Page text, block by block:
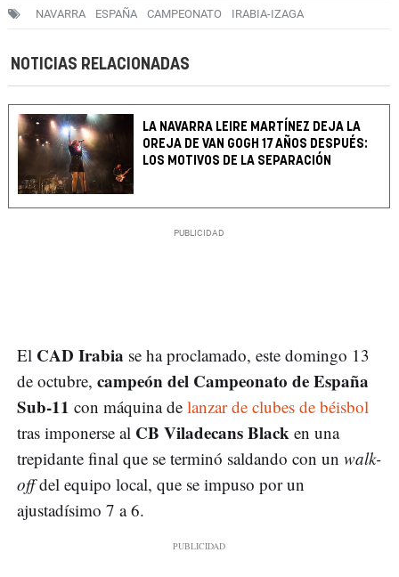
NAVARRA ESPAÑA CAMPEONATO IRABIA-IZAGA
NOTICIAS RELACIONADAS
LA NAVARRA LEIRE MARTÍNEZ DEJA LA
OREJA DE VAN GOGH 17 AÑOS DESPUÉS:
LOS MOTIVOS DE LA SEPARACIÓN
El CAD Irabia se ha proclamado, este domingo 13
de octubre, campeón del Campeonato de España
Sub-11 con máquina de lanzar de clubes de béisbol
tras imponerse al CB Viladecans Black en una
trepidante final que se terminó saldando con un walk-
offdel equipo local, que se impuso por un
ajustadísimo 7 a 6.